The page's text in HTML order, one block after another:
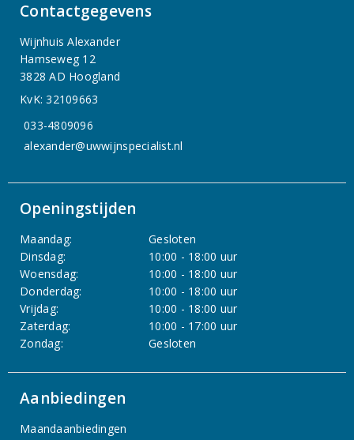
Contactgegevens
Wijnhuis Alexander
Hamseweg 12
3828 AD Hoogland
KvK: 32109663
033-4809096
alexander@uwwijnspecialist.nl
Openingstijden
Maandag:
Gesloten
Dinsdag:
10:00 - 18:00 uur
Woensdag:
10:00 - 18:00 uur
Donderdag:
10:00 - 18:00 uur
Vrijdag:
10:00 - 18:00 uur
Zaterdag:
10:00 - 17:00 uur
Zondag:
Gesloten
Aanbiedingen
Maandaanbiedingen